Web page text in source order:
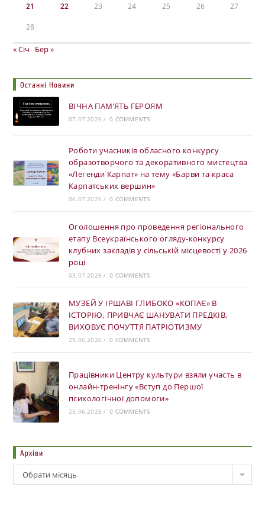
21 22 23 24 25 26 27
28
« Січ Бер »
Останні Новини
ВІЧНА ПАМ’ЯТЬ ГЕРОЯМ
07.07.2026 / 0 COMMENTS
Роботи учасників обласного конкурсу
образотворчого та декоративного мистецтва
«Легенди Карпат» на тему «Барви та краса
Карпатських вершин»
06.07.2026 / 0 COMMENTS
Оголошення про проведення регіонального
етапу Всеукраїнського огляду-конкурсу
клубних закладів у сільській місцевості у 2026
році
03.07.2026 / 0 COMMENTS
МУЗЕЙ У ІРШАВІ ГЛИБОКО «КОПАЄ» В
ІСТОРІЮ, ПРИВЧАЄ ШАНУВАТИ ПРЕДКІВ,
ВИХОВУЄ ПОЧУТТЯ ПАТРІОТИЗМУ
29.06.2026 / 0 COMMENTS
Працівники Центру культури взяли участь в
онлайн-тренінгу «Вступ до Першої
психологічної допомоги»
25.06.2026 / 0 COMMENTS
Архіви
Обрати місяць